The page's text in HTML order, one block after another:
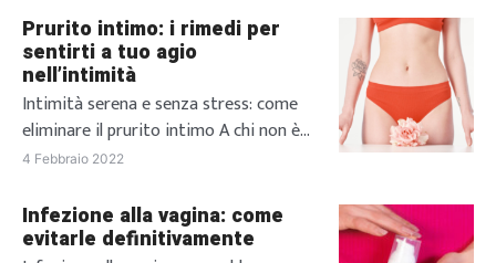
a dormire, attenendo con ansia il
momento in cui potrai finalmente
posare la testa sul cuscino e,
puntualmente passi la notte a girarti e
rigirarti nel letto […]
Prurito intimo: i rimedi per
sentirti a tuo agio
nell’intimità
Intimità serena e senza stress: come
eliminare il prurito intimo A chi non è
mai capitato di soffrire di prurito
peggiorare la situazione può essere la
sua comparsa in momenti particolari.
4 Febbraio 2022
Infezione alla vagina: come
evitarle definitivamente